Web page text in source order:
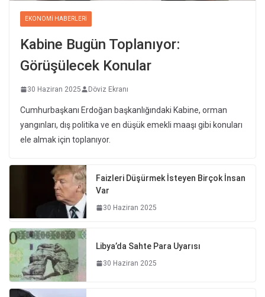
EKONOMI HABERLERI
Kabine Bugün Toplanıyor:
Görüşülecek Konular
30 Haziran 2025 Döviz Ekranı
Cumhurbaşkanı Erdoğan başkanlığındaki Kabine, orman
yangınları, dış politika ve en düşük emekli maaşı gibi konuları
ele almak için toplanıyor.
Faizleri Düşürmek İsteyen Birçok İnsan
Var
30 Haziran 2025
Libya’da Sahte Para Uyarısı
30 Haziran 2025